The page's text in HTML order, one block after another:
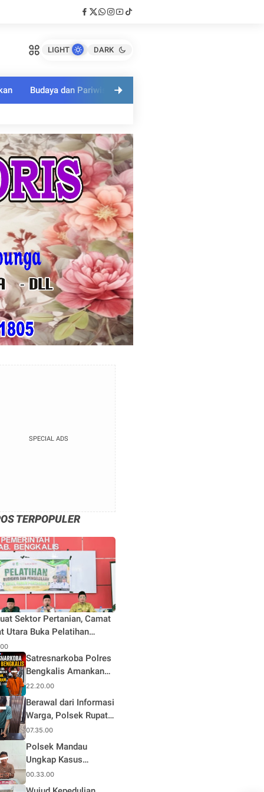
LIGHT DARK
Budaya dan Pariwisata
SPECIAL ADS
TERPOPULER
Sektor Pertanian, Camat
Utara Buka Pelatihan
dan Pengelolaan Hasil
Pertanian di Desa Teluk
Satresnarkoba Polres
Bengkalis Amankan
Terduga Pengedar
Sabu di Mandau, Sita
1,59 Gram Barang
Bukti
22.20.00
Berawal dari Informasi
Warga, Polsek Rupat
Ungkap Kasus Sabu
dan Amankan Seorang
Pria
07.35.00
Polsek Mandau
Ungkap Kasus
Narkotika, Seorang
Pria Diamankan
00.33.00